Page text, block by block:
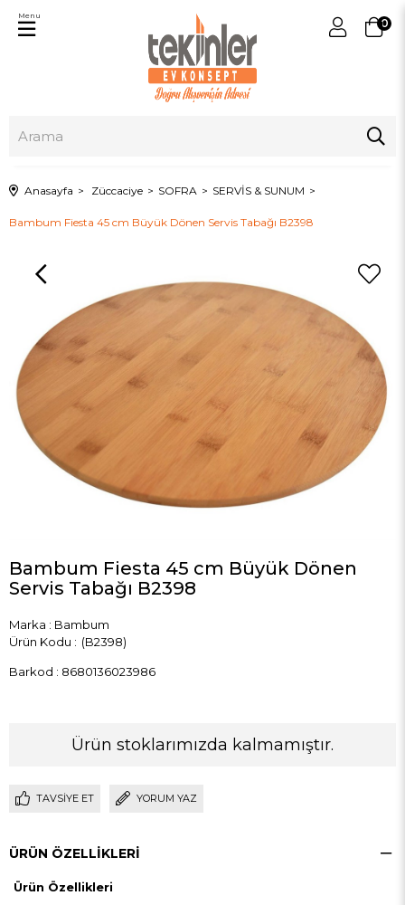
0
Menu
Anasayfa Züccaciye SOFRA SERVİS & SUNUM
Bambum Fiesta 45 cm Büyük Dönen Servis Tabağı B2398
Bambum Fiesta 45 cm Büyük Dönen
Servis Tabağı B2398
Marka : Bambum
(B2398)
Barkod : 8680136023986
Ürün stoklarımızda kalmamıştır.
TAVSIYE ET YORUM YAZ
ÜRÜN ÖZELLIKLERI
Ürün Özellikleri